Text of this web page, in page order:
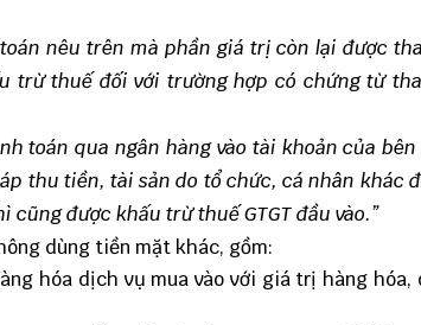
nêu trên mà phần giá trị còn lại được
thuế đối với trường hợp có chứng từ
toán qua ngân hàng vào tài khoản của
thu tiền, tài sản do tổ chức, cá nhân khác
được khấu trừ thuế GTGT đầu vào.”
dùng tiền mặt khác, gồm:
hóa dịch vụ mua vào với giá trị hàng hóa,